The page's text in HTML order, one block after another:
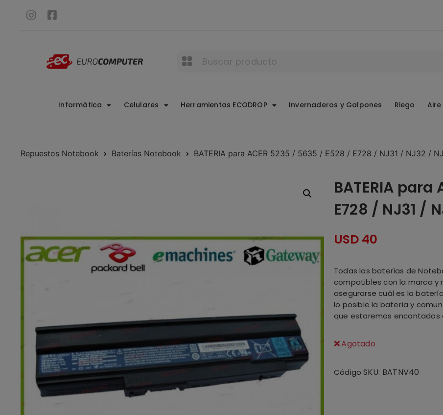
Informática Celulares Herramientas ECODROP Invernaderos y Galpones Riego Aire
Repuestos Notebook Baterías Notebook BATERIA para ACER 5235 / 5635 / E528 / E728 / NJ31 / NJ32 /
BATERIA
E728 / NJ31 /
USD 40
Todas las baterías de
compatibles con la marca y
asegurarse cuál es la
lo posible la batería y
que estaremos encantados
Agotado
Código SKU: BATNV40